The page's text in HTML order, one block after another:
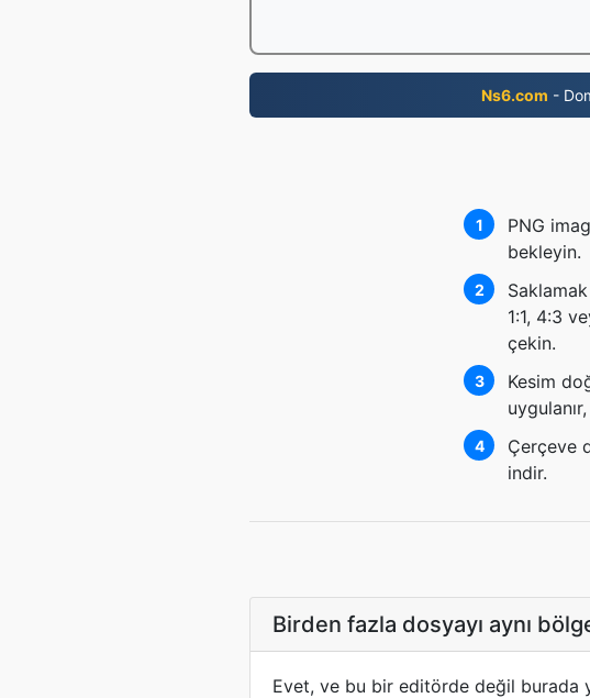
Ns6.com -
1
PNG
bekleyin.
2
1:1, 4:3
çekin.
3
Kesim
4
Çerçeve
indir.
Birden fazla dosyayı aynı
Evet, ve bu bir editörde değil burada